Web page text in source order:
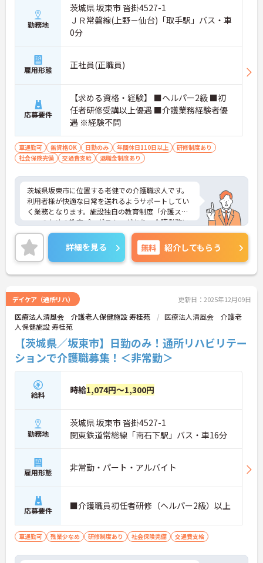
勤務地
茨城県 坂東市 沓掛4527-1
ＪＲ常磐線(上野－仙台)「取手駅」バス・車
0分
雇用形態 正社員(正職員)
応募要件
【求める資格・経験】 ■ヘルパー2級 ■初
任者研修受講以上優遇 ■介護業務経験者優
遇 ※経験不問
車通勤可 無資格OK 日勤のみ 年間休日110日以上
研修制度あり
社会保険完備
交通費支給 退職金制度あり
茨城県坂東市に位置する老健での介護職求人です。
利用者様が快適な日常を送れるようサポートしてい
く業務となります。施設独自の教育制度「介護スタ
ッフのための教育プログラム」があり、介護業務に
必要な医学・看護・リハビリテーションの実践的知
識を学ぶことで医療者の視点を持つ介護のプロフェ
ッショナルを育てます。手当も充実しており、日頃
の頑張りもしっかり評価してもらえます。ご興味あ
る方には、面接対策ポイントなど、さらに詳細をお
詳細を見る 無料 紹介してもらう
デイケア（通所リハ） 更新日：2025年12月09日
医療法人清風会 介護老人保健施設 寿桂苑
医療法人清風会 介護老
人保健施設 寿桂苑
【茨城県／坂東市】日勤のみ！通所リハビリテー
ションで介護職募集！＜非常勤＞
給料 時給1,074円～1,300円
勤務地
茨城県 坂東市 沓掛4527-1
関東鉄道常総線「南石下駅」バス・車16分
雇用形態 非常勤・パート・アルバイト
応募要件 ■介護職員初任者研修（ヘルパー2級）以上
車通勤可 残業少なめ 研修制度あり 社会保険完備 交通費支給